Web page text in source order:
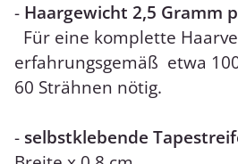
- Haargewicht 2,5 Gramm
Für eine komplette
erfahrungsgemäß etwa
60 Strähnen nötig.
- selbstklebende